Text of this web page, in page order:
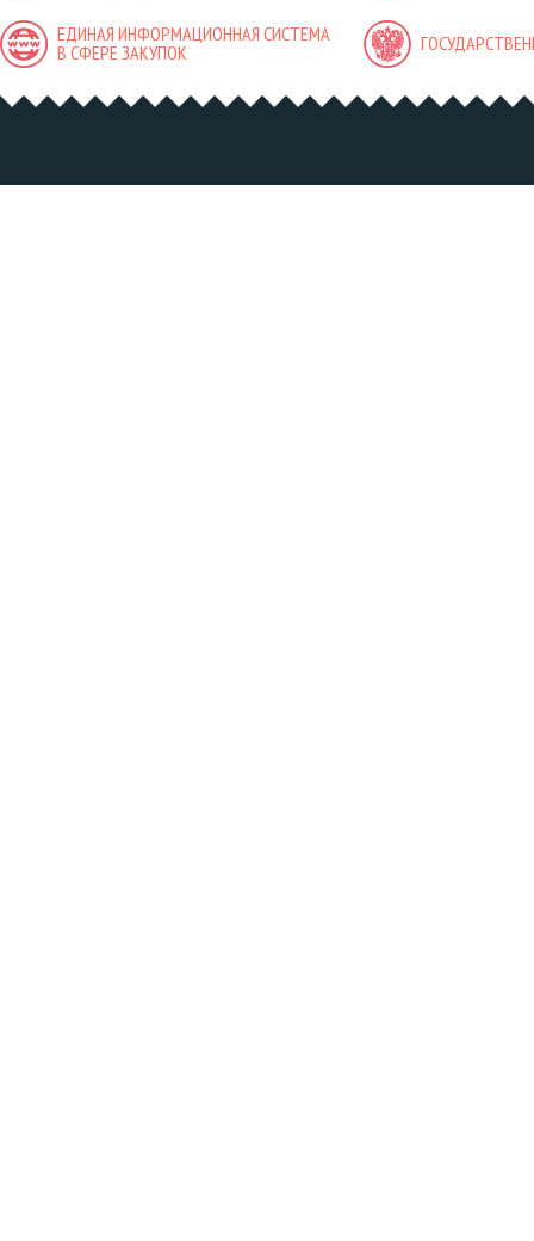
ЕДИНАЯ ИНФОРМАЦИОННАЯ СИСТЕМА
В СФЕРЕ ЗАКУПОК